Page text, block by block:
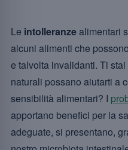
Le intolleranzealimentari
alcuni alimenti che
e talvolta invalidanti. Ti
naturali possano aiutarti a
sensibilità alimentari? I
apportano benefici per la
adeguate, si presentano,